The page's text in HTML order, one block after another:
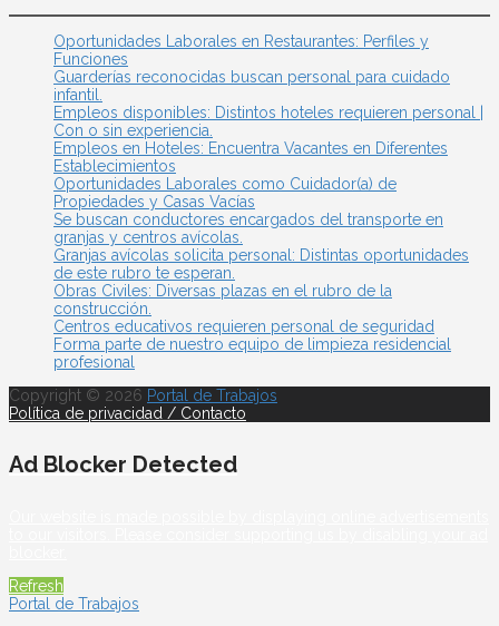
Oportunidades Laborales en Restaurantes: Perfiles y
Funciones
Guarderías reconocidas buscan personal para cuidado
infantil.
Empleos disponibles: Distintos hoteles requieren personal |
Con o sin experiencia.
Empleos en Hoteles: Encuentra Vacantes en Diferentes
Establecimientos
Oportunidades Laborales como Cuidador(a) de
Propiedades y Casas Vacías
Se buscan conductores encargados del transporte en
granjas y centros avícolas.
Granjas avícolas solicita personal: Distintas oportunidades
de este rubro te esperan.
Obras Civiles: Diversas plazas en el rubro de la
construcción.
Centros educativos requieren personal de seguridad
Forma parte de nuestro equipo de limpieza residencial
profesional
Copyright © 2026 Portal de Trabajos
Política de privacidad / Contacto
Ad Blocker Detected
Refresh
Portal de Trabajos